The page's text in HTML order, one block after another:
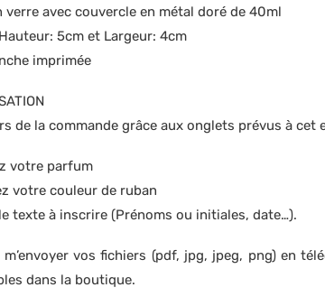
verre avec couvercle en métal doré de 40ml
5cm et Largeur: 4cm
imprimée
de la commande grâce aux onglets prévus à cet
votre parfum
votre couleur de ruban
texte à inscrire (Prénoms ou initiales, date…).
m’envoyer vos fichiers (pdf, jpg, jpeg, png) en
dans la boutique.